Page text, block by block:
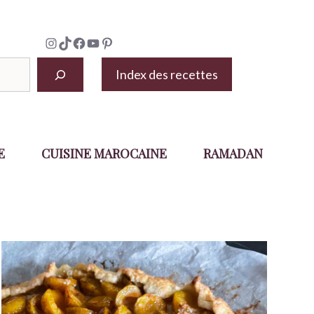
Instagram
TikTok
Facebook
YouTube
Pinterest
Index des recettes
CUISINE MAROCAINE RAMADAN